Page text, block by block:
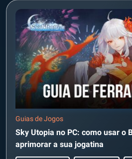
Guias de Jogos
Sky Utopia no PC: como usar o
aprimorar a sua jogatina